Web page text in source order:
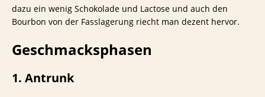
dazu ein wenig Schokolade und Lactose und auch den
Bourbon von der Fasslagerung riecht man dezent hervor.
Geschmacksphasen
1. Antrunk